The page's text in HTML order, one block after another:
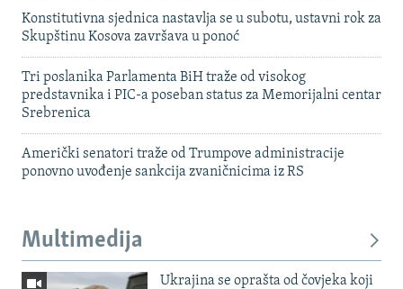
Konstitutivna sjednica nastavlja se u subotu, ustavni rok za
Skupštinu Kosova završava u ponoć
Tri poslanika Parlamenta BiH traže od visokog
predstavnika i PIC-a poseban status za Memorijalni centar
Srebrenica
Američki senatori traže od Trumpove administracije
ponovno uvođenje sankcija zvaničnicima iz RS
Multimedija
Ukrajina se oprašta od čovjeka koji